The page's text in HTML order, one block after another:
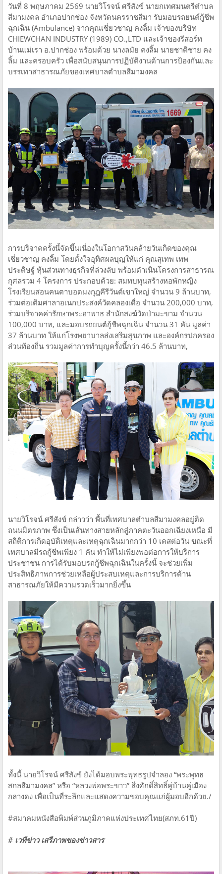
วันที่ 8 พฤษภาคม 2569 นายวิโรจน์ ศรีสังข์ นายกเทศมนตรีตำบล
สีมามงคล อำเภอปากช่อง จังหวัดนครราชสีมา รับมอบรถยนต์กู้ชีพ
ฉุกเฉิน (Ambulance) จากคุณเชี่ยวชาญ คงลิ้ม เจ้าของบริษัท
CHIEWCHAN INDUSTRY (1989) CO.,LTD และเจ้าของรีสอร์ท
บ้านแม่เรา อ.ปากช่อง พร้อมด้วย นางลมัย คงลิ้ม นายชาติชาย คง
ลิ้ม และครอบครัว เพื่อสนับสนุนการปฏิบัติงานด้านการป้องกันและ
บรรเทาสาธารณภัยของเทศบาลตำบลสีมามงคล
การบริจาคครั้งนี้จัดขึ้นเนื่องในโอกาสวันคล้ายวันเกิดของคุณ
เชี่ยวชาญ คงลิ้ม โดยตั้งใจอุทิศผลบุญให้แก่ คุณสุเทพ เทพ
ประดิษฐ์ หุ้นส่วนทางธุรกิจที่ล่วงลับ พร้อมดำเนินโครงการสาธารณ
กุศลรวม 4 โครงการ ประกอบด้วย: สมทบทุนสร้างหอพักหญิง
โรงเรียนสอนคนตาบอดมงกุฎคีรีวันต์เขาใหญ่ จำนวน 9 ล้านบาท,
ร่วมต่อเติมศาลาอเนกประสงค์วัดคลองเดื่อ จำนวน 200,000 บาท,
ร่วมบริจาคค่ารักษาพระอาพาธ สำนักสงฆ์วัดป่ามะขาม จำนวน
100,000 บาท, และมอบรถยนต์กู้ชีพฉุกเฉิน จำนวน 31 คัน มูลค่า
37 ล้านบาท ให้แก่โรงพยาบาลส่งเสริมสุขภาพ และองค์กรปกครอง
ส่วนท้องถิ่น รวมมูลค่าการทำบุญครั้งนี้กว่า 46.5 ล้านบาท,
นายวิโรจน์ ศรีสังข์ กล่าวว่า พื้นที่เทศบาลตำบลสีมามงคลอยู่ติด
ถนนมิตรภาพ ซึ่งเป็นเส้นทางสายหลักสู่ภาคตะวันออกเฉียงเหนือ มี
สถิติการเกิดอุบัติเหตุและเหตุฉุกเฉินมากกว่า 10 เคสต่อวัน ขณะที่
เทศบาลมีรถกู้ชีพเพียง 1 คัน ทำให้ไม่เพียงพอต่อการให้บริการ
ประชาชน การได้รับมอบรถกู้ชีพฉุกเฉินในครั้งนี้ จะช่วยเพิ่ม
ประสิทธิภาพการช่วยเหลือผู้ประสบเหตุและการบริการด้าน
สาธารณภัยให้มีความรวดเร็วมากยิ่งขึ้น
ทั้งนี้ นายวิโรจน์ ศรีสังข์ ยังได้มอบพระพุทธรูปจำลอง “พระพุทธ
สกลสีมามงคล” หรือ “หลวงพ่อพระขาว” สิ่งศักดิ์สิทธิ์คู่บ้านคู่เมือง
กลางดง เพื่อเป็นที่ระลึกและแสดงความขอบคุณแก่ผู้มอบอีกด้วย./
#สมาคมหนังสือพิมพ์ส่วนภูมิภาคแห่งประเทศไทย(สภท.61ปี)
# เวทีข่าว เสรีภาพของข่าวสาร